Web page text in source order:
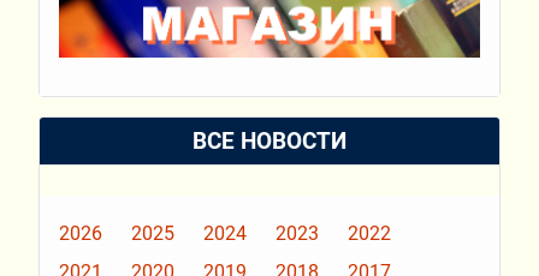
ВСЕ НОВОСТИ
2026 2025 2024 2023
2022